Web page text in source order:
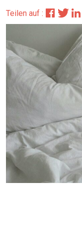
Teilen auf :